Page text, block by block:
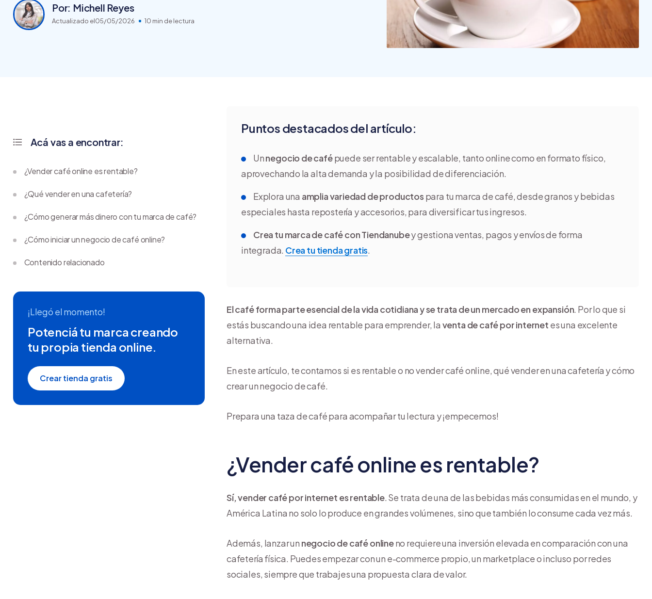
Por: Michell Reyes
Actualizado el05/05/2026 10 min de lectura
Puntos destacados del artículo:
Unnegocio de cafépuede ser rentable y escalable, tanto online como en formato físico,
aprovechando la alta demanda y la posibilidad de diferenciación.
Explora una amplia variedad de productos para tu marca de café, desde granos y bebidas
especiales hasta repostería y accesorios, para diversificar tus ingresos.
Crea tu marca de café con Tiendanubey gestiona ventas, pagos y envíos de forma
integrada. Crea tu tienda gratis.
El café forma parte esencial de la vida cotidiana y se trata de un mercado en expansión. Por lo que si
estás buscando una idea rentable para emprender, la venta de café por internet es una excelente
alternativa.
En este artículo, te contamos si es rentable o no vender café online, qué vender en una cafetería y cómo
crear un negocio de café.
Prepara una taza de café para acompañar tu lectura y ¡empecemos!
¿Vender café online es rentable?
Sí, vender café por internet es rentable. Se trata de una de las bebidas más consumidas en el mundo, y
América Latina no solo lo produce en grandes volúmenes, sino que también lo consume cada vez más.
Además, lanzar un negocio de café onlineno requiere una inversión elevada en comparación con una
cafetería física. Puedes empezar con un e-commerce propio, un marketplace o incluso por redes
sociales, siempre que trabajes una propuesta clara de valor.
Acá vas a encontrar:
¿Vender café online es rentable?
¿Qué vender en una cafetería?
¿Cómo generar más dinero con tu marca de café?
¿Cómo iniciar un negocio de café online?
Contenido relacionado
¡Llegó el momento!
Potenciá tu marca creando
tu propia tienda online.
Crear tienda gratis